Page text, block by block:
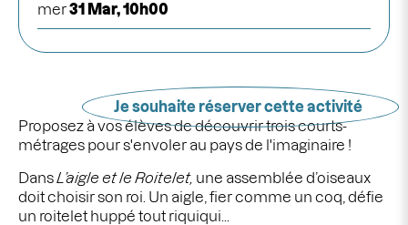
Proposez à vos élèves de découvrir trois courts-
métrages pour s'envoler au pays de l'imaginaire !
DansL’aigle et le Roitelet, une assemblée d’oiseaux
doit choisir son roi. Un aigle, fier comme un coq, défie
un roitelet huppé tout riquiqui...
mer31 Mar, 10h00
Je souhaite réserver cette activité